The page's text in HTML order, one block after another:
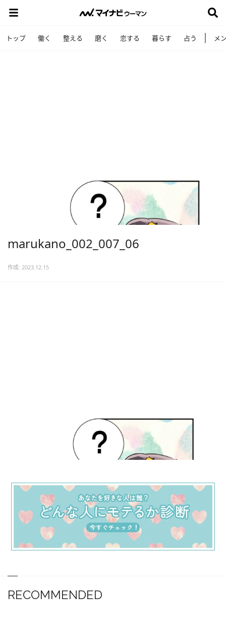
トップ 働く 整える 磨く 恋する 暮らす 占う メ
marukano_002_007_06
作成: 2023.12.15
RECOMMENDED